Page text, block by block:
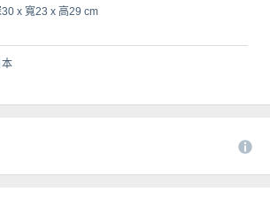
x 寬23 x 高29 cm
本